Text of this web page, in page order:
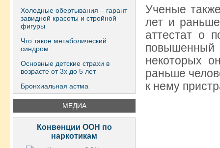
Холодные обертывания – гарант
завидной красоты и стройной
фигуры
Что такое метаболический
синдром
Основные детские страхи в
возрасте от 3х до 5 лет
Бронхиальная астма
МЕДИА
Конвенции ООН по
наркотикам
Ученые
лет и
аттестат о
повышенный
некоторых
раньше
к нему